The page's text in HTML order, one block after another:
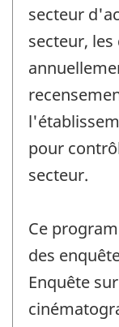
secteur
secteur,
pour
secteur.
Ce
des
Enquête